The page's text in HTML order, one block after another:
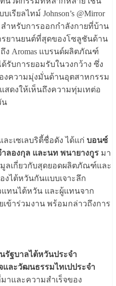
รียลไทม์ Johnson’s @Mirror
ำหรับการออกกำลังกายที่บ้าน
ยานยนต์ที่สุดของโซลูชันด้าน
ง Aromas แบรนด์ผลิตภัณฑ์
รับการยอมรับในวงกว้าง ซึ่ง
ความมุ่งมั่นด้านอุตสาหกรรม
ดงให้เห็นถึงความทุ่มเทต่อ
น
ะเซเลบริตี้ชื่อดัง ได้แก่ บอนซ์
ลองกุล และนท พนายางกูร มา
ลเกี่ยวกับสุดยอดผลิตภัณฑ์และ
งไต้หวันกันแบบเจาะลึก
แทนไต้หวัน และผู้แทนจาก
ข้าร่วมงาน พร้อมกล่าวถึงการ
รัฐบาลไต้หวันประจำ
และวัฒนธรรมไทเปประจำ
าและความสำเร็จของ